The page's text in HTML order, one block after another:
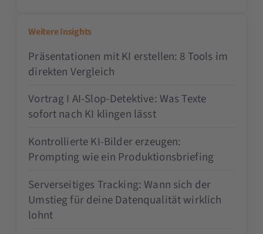
Weitere Insights
Präsentationen mit KI erstellen: 8 Tools im
direkten Vergleich
Vortrag I AI-Slop-Detektive: Was Texte
sofort nach KI klingen lässt
Kontrollierte KI-Bilder erzeugen:
Prompting wie ein Produktionsbriefing
Serverseitiges Tracking: Wann sich der
Umstieg für deine Datenqualität wirklich
lohnt